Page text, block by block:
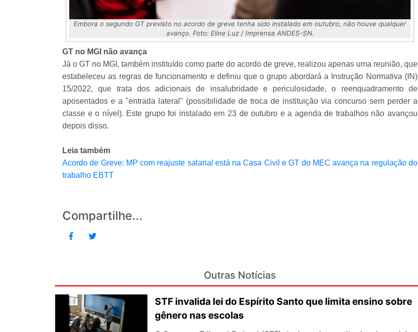
Embora o segundo GT previsto no acordo de greve tenha sido instalado em outubro, não houve qualquer
avanço. Foto: Eline Luz / Imprensa ANDES-SN.
GT no MGI não avança
Já o GT no MGI, também instituído como parte do acordo de greve, realizou apenas uma reunião, que
estabeleceu as regras de funcionamento e definiu que o grupo abordará a Instrução Normativa (IN)
15/2022, que trata dos adicionais de insalubridade e periculosidade, o reenquadramento de
aposentados e a "entrada lateral" (possibilidade de troca de instituição via concurso sem perder a
classe e o nível). Este grupo foi instalado em 23 de outubro e a agenda de trabalhos não avançou
depois disso.
Leia também
Acordo de Greve: MP com reajuste salarial está na Casa Civil e GT do MEC avança na regulação do
trabalho EBTT
Compartilhe...
Outras Notícias
STF invalida lei do Espírito Santo que limita ensino sobre
gênero nas escolas